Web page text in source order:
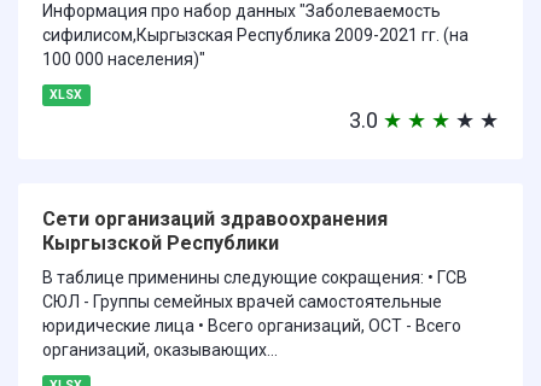
Информация про набор данных "Заболеваемость
сифилисом,Кыргызская Республика 2009-2021 гг. (на
100 000 населения)"
XLSX
3.0 ★ ★ ★ ★ ★
Сети организаций здравоохранения
Кыргызской Республики
В таблице применины следующие сокращения: • ГСВ
СЮЛ - Группы семейных врачей самостоятельные
юридические лица • Всего организаций, ОСТ - Всего
организаций, оказывающих...